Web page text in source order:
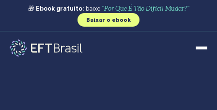
🎁 Ebook gratuito: baixe "Por Que É Tão Difícil Mudar?"
Baixar o ebook